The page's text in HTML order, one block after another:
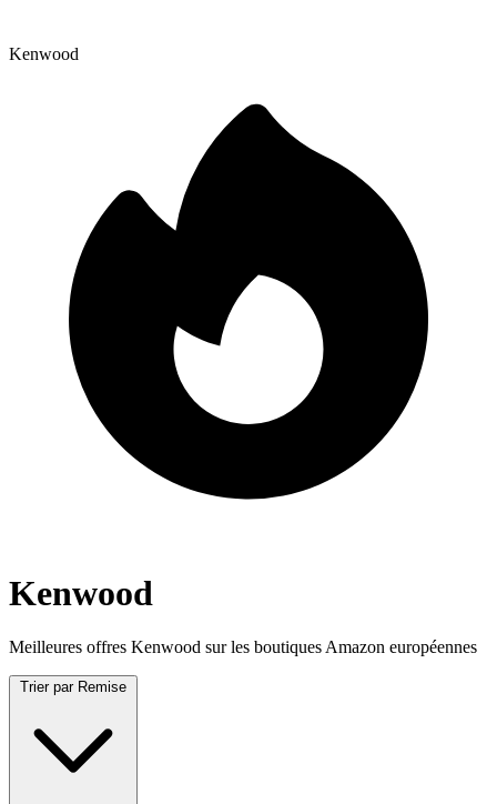
Kenwood
Kenwood
Meilleures offres Kenwood sur les boutiques Amazon européennes
Trier par Remise